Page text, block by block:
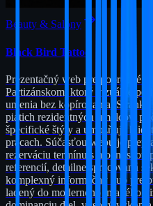
Beauty & Salóny
Black Bird Tattoo
Prezentačný web pre popredné
Partizánskom, ktorý vizuálne
umenia bez kopírovania.
piatich rezidentných umelcov,
špecifické štýly a umožňuje
prácach. Súčasťou webu je
rezerváciu termínu s možnosťou
referencií, detailne spracovaná
komplexný informačný hub pre
ladený do moderného tmavého